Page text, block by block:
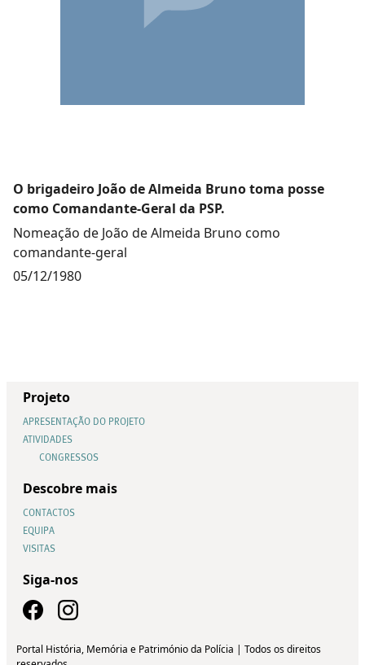
O brigadeiro João de Almeida Bruno toma posse
como Comandante-Geral da PSP.
Nomeação de João de Almeida Bruno como
comandante-geral
05/12/1980
Projeto
APRESENTAÇÃO DO PROJETO
ATIVIDADES
CONGRESSOS
Descobre mais
CONTACTOS
EQUIPA
VISITAS
Siga-nos
Portal História, Memória e Património da Polícia | Todos os direitos